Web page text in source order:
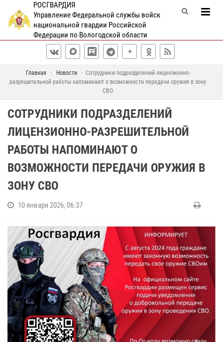
РОСГВАРДИЯ
Управление Федеральной службы войск
национальной гвардии Российской
Федерации по Вологодской области
Главная Новости
Сотрудники подразделений лицензионно-
разрешительной работы напоминают о возможности передачи оружия в зону
СВО
СОТРУДНИКИ ПОДРАЗДЕЛЕНИЙ
ЛИЦЕНЗИОННО-РАЗРЕШИТЕЛЬНОЙ
РАБОТЫ НАПОМИНАЮТ О
ВОЗМОЖНОСТИ ПЕРЕДАЧИ ОРУЖИЯ В
ЗОНУ СВО
10 января 2026, 06:37